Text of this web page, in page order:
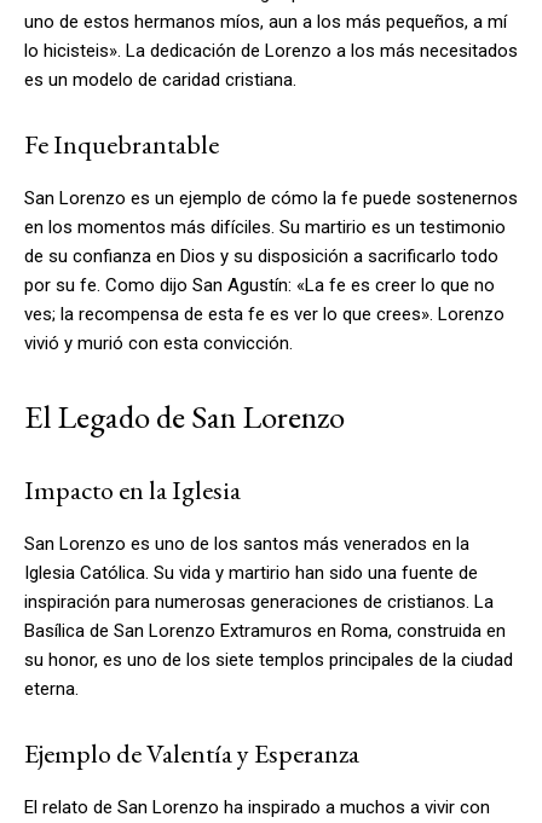
uno de estos hermanos míos, aun a los más pequeños, a mí
lo hicisteis». La dedicación de Lorenzo a los más necesitados
es un modelo de caridad cristiana.
Fe Inquebrantable
San Lorenzo es un ejemplo de cómo la fe puede sostenernos
en los momentos más difíciles. Su martirio es un testimonio
de su confianza en Dios y su disposición a sacrificarlo todo
por su fe. Como dijo San Agustín: «La fe es creer lo que no
ves; la recompensa de esta fe es ver lo que crees». Lorenzo
vivió y murió con esta convicción.
El Legado de San Lorenzo
Impacto en la Iglesia
San Lorenzo es uno de los santos más venerados en la
Iglesia Católica. Su vida y martirio han sido una fuente de
inspiración para numerosas generaciones de cristianos. La
Basílica de San Lorenzo Extramuros en Roma, construida en
su honor, es uno de los siete templos principales de la ciudad
eterna.
Ejemplo de Valentía y Esperanza
El relato de San Lorenzo ha inspirado a muchos a vivir con